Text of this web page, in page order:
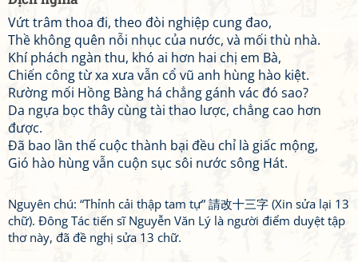
Vứt trâm thoa đi, theo đòi nghiệp cung đao,
Thề không quên nỗi nhục của nước, và mối thù nhà.
Khí phách ngàn thu, khó ai hơn hai chị em Bà,
Chiến công từ xa xưa vẫn cổ vũ anh hùng hào kiệt.
Rường mối Hồng Bàng há chẳng gánh vác đó sao?
Da ngựa bọc thây cùng tài thao lược, chẳng cao hơn
được.
Đã bao lần thế cuộc thành bại đều chỉ là giấc mộng,
Gió hào hùng vẫn cuộn sục sôi nước sông Hát.
Nguyên chú: “Thỉnh cải thập tam tự” 請改十三字 (Xin sửa lại 13
chữ). Đông Tác tiến sĩ Nguyễn Văn Lý là người điểm duyệt tập
thơ này, đã đề nghị sửa 13 chữ.